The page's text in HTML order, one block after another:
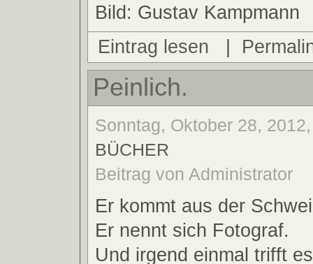
Bild: Gustav Kampmann
Eintrag lesen
Peinlich.
Sonntag, Oktober 28,
BÜCHER
Beitrag von Administrator
Er kommt aus der
Er nennt sich Fotograf.
Und irgend einmal trifft